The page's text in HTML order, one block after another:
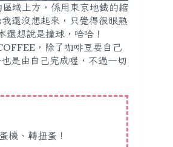
域上方，係用東京地鐵的縮
還沒想起來，只覺得很眼熟
還想說是撞球，哈哈！
，除了咖啡豆要自己
是由自己完成喔，不過一切
機、轉扭蛋！